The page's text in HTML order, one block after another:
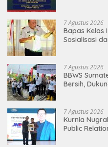
7 Agustus 2026
Bapas Kelas
Sosialisasi
7 Agustus 2026
BBWS
Bersih,
7 Agustus 2026
Kurnia
Public